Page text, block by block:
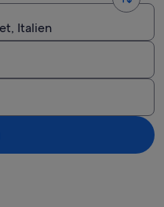
Italien